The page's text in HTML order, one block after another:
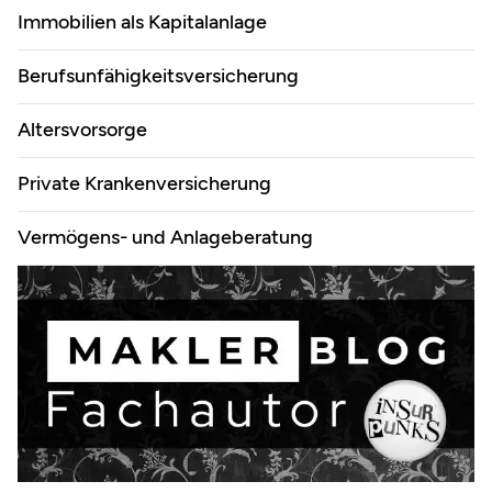
Immobilien als Kapitalanlage
Berufsunfähigkeitsversicherung
Altersvorsorge
Private Krankenversicherung
Vermögens- und Anlageberatung